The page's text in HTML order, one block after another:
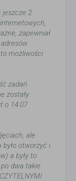
jeszcze 2
zapewniał
możliwości
zadań
zostały
o 14:07
ale
było otworzyć i
a były to
dwa takie